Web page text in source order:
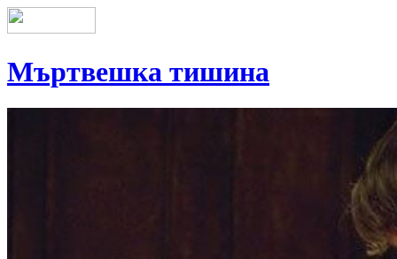
Мъртвешка тишина